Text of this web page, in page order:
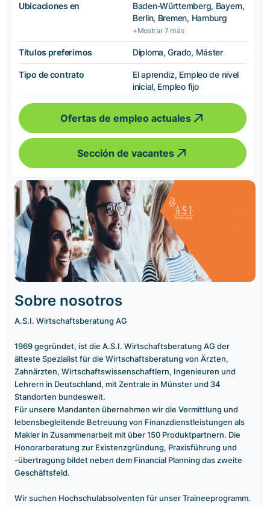
Ubicaciones en
Baden-Württemberg, Bayern,
Berlin, Bremen, Hamburg
+Mostrar 7 más
Títulos preferimos Diploma, Grado, Máster
Tipo de contrato
El aprendiz, Empleo de nivel
inicial, Empleo fijo
Ofertas de empleo actuales
Sección de vacantes
Sobre nosotros
A.S.I. Wirtschaftsberatung AG
1969 gegründet, ist die A.S.I. Wirtschaftsberatung AG der
älteste Spezialist für die Wirtschaftsberatung von Ärzten,
Zahnärzten, Wirtschaftswissenschaftlern, Ingenieuren und
Lehrern in Deutschland, mit Zentrale in Münster und 34
Standorten bundesweit.
Für unsere Mandanten übernehmen wir die Vermittlung und
lebensbegleitende Betreuung von Finanzdienstleistungen als
Makler in Zusammenarbeit mit über 150 Produktpartnern. Die
Honorarberatung zur Existenzgründung, Praxisführung und
-übertragung bildet neben dem Financial Planning das zweite
Geschäftsfeld.
Wir suchen Hochschulabsolventen für unser Traineeprogramm.